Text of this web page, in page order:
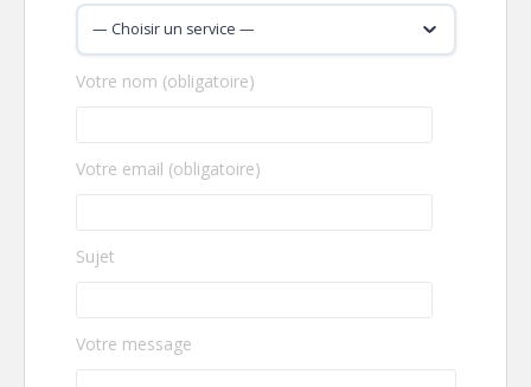
Votre nom (obligatoire)
Votre email (obligatoire)
Sujet
Votre message